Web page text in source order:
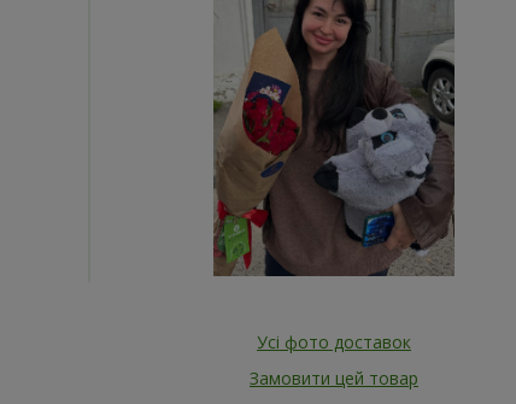
Усі фото доставок
Замовити цей товар